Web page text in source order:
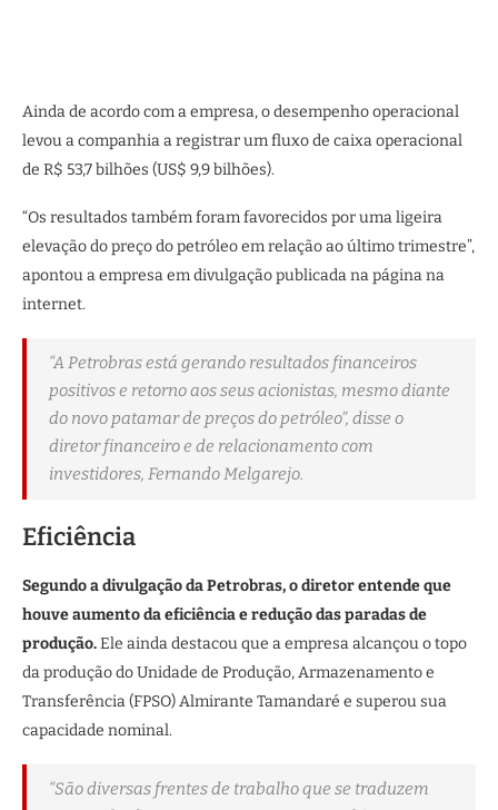
Ainda de acordo com a empresa, o desempenho operacional
levou a companhia a registrar um fluxo de caixa operacional
de R$ 53,7 bilhões (US$ 9,9 bilhões).
“Os resultados também foram favorecidos por uma ligeira
elevação do preço do petróleo em relação ao último trimestre”,
apontou a empresa em divulgação publicada na página na
internet.
“A Petrobras está gerando resultados financeiros
positivos e retorno aos seus acionistas, mesmo diante
do novo patamar de preços do petróleo”, disse o
diretor financeiro e de relacionamento com
investidores, Fernando Melgarejo.
Eficiência
Segundo a divulgação da Petrobras, o diretor entende que
houve aumento da eficiência e redução das paradas de
produção.Ele ainda destacou que a empresa alcançou o topo
da produção do Unidade de Produção, Armazenamento e
Transferência (FPSO) Almirante Tamandaré e superou sua
capacidade nominal.
“São diversas frentes de trabalho que se traduzem